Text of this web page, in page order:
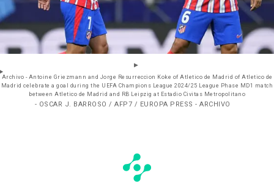
Archivo - Antoine Griezmann and Jorge Resurreccion Koke of Atletico de Madrid of Atletico de
Madrid celebrate a goal during the UEFA Champions League 2024/25 League Phase MD1 match
between Atletico de Madrid and RB Leipzig at Estadio Civitas Metropolitano
- OSCAR J. BARROSO / AFP7 / EUROPA PRESS - ARCHIVO